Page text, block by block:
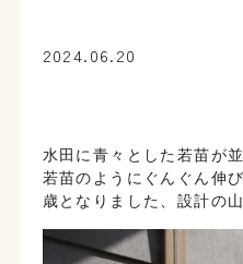
2024.06.20
水田に青々とした若苗が
若苗のようにぐんぐん伸
歳となりました、設計の山